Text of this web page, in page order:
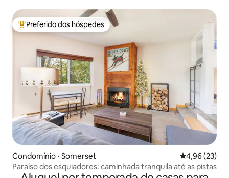
Entre os melhores preferidos dos hóspedes
Preferido dos hóspedes
Condomínio ⋅ Somerset 4,96 de uma
4,96 (23)
Paraíso dos esquiadores: caminhada tranquila até as pistas